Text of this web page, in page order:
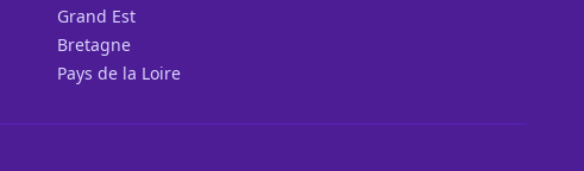
Grand Est
Bretagne
Pays de la Loire